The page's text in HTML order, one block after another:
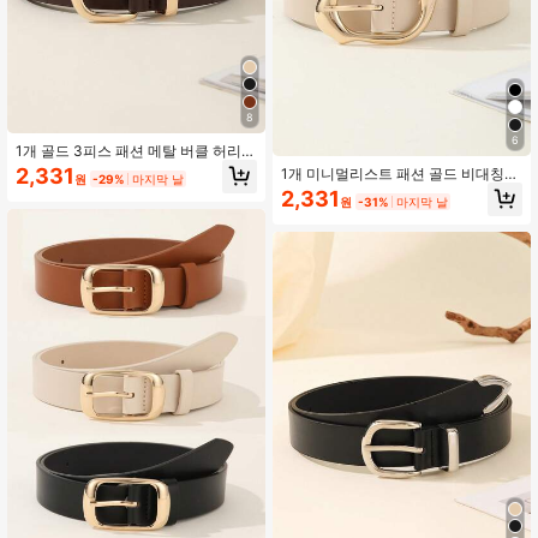
8
1개 골드 3피스 패션 메탈 버클 허리
벨트 세트 여성용, 드레스와 청바지에
적합, 여름, 학교 가을, 가을, 할로윈,
2,331 원 -29% 마지막 날
6
1개 미니멀리스트 패션 골드 비대칭
버클 여성 벨트, 캐주얼 바지와 드레스
에 다용도, 패션 PU 가죽 3.3CM 폭 여
2,331 원 -31% 마지막 날